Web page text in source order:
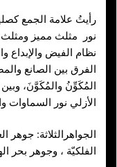
رأيتُ علامة الجمع
نور مثلث مميز ومثلث
نظام الفيض والإبداع
الفرق بين الصانع
المُكَوِّنُ والمُكَوَّنَ،
الأزلي نور السماوات
الجواهرالثلاثة: جوهر
الفلكيّة ، وجوهر بحر